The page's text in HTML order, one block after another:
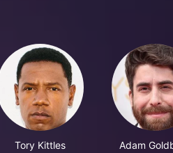
Tory Kittles
Adam